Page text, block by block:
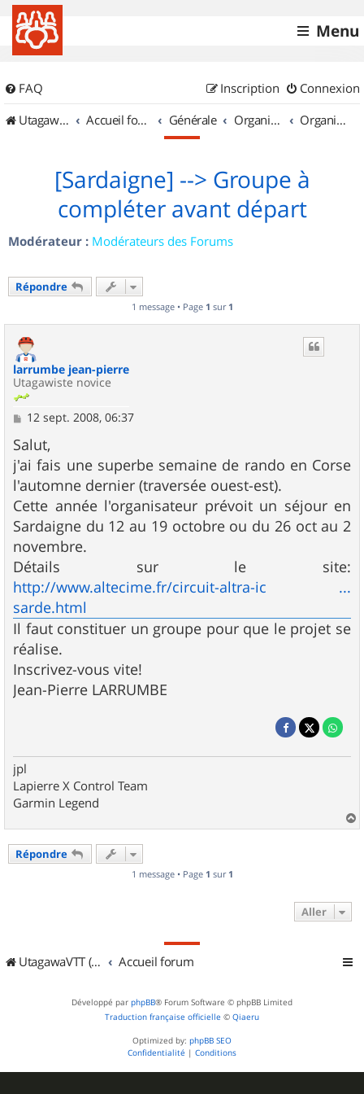
Menu
FAQ Connexion
Inscription
UtagawaVTT (Randos VTT et VTTAE avec traces GPS)
Accueil forum Générale Organisation de sorties & Recherche de partenaires Organisation de sorties ailleurs
[Sardaigne] --> Groupe à
compléter avant départ
Modérateur : Modérateurs des Forums
Répondre
1 message • Page 1 sur 1
larrumbe jean-pierre
Utagawiste novice
M
s
s
a
g
e
12 sept. 2008, 06:37
Salut,
j'ai fais une superbe semaine de rando en Corse
l'automne dernier (traversée ouest-est).
Cette année l'organisateur prévoit un séjour en
Sardaigne du 12 au 19 octobre ou du 26 oct au 2
novembre.
Détails sur le site:
http://www.altecime.fr/circuit-altra-ic ...
sarde.html
Il faut constituer un groupe pour que le projet se
réalise.
Inscrivez-vous vite!
Jean-Pierre LARRUMBE
jpl
Lapierre X Control Team
Garmin Legend
a
Répondre
1 message • Page 1 sur 1
Aller
UtagawaVTT (Randos VTT et VTTAE avec traces GPS) Accueil forum
Développé par phpBB® Forum Software © phpBB Limited
Traduction française officielle © Qiaeru
Optimized by: phpBB SEO
Confidentialité | Conditions